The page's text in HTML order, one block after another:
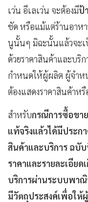
เว่น อีเลเว่น จะต้องมีป้
ชัด หรือแม้แต่ร้านอาหา
นูนั้นๆ มิฉะนั้นแล้วจะเ
ด้วยราคาสินค้าและบริ
กำหนดให้ผู้ผลิต ผู้จำห
ต้องแสดงราคาสินค้าหรื
สำหรับกรณีการซื้อขา
แท้จริงแล้วได้มีประก
สินค้าและบริการ ฉบั
ราคาและรายละเอีย
บริการผ่านระบบพา
มีวัตถุประสงค์เพื่อให้